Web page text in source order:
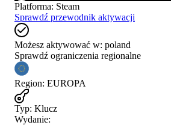
Platforma: Steam
Sprawdź przewodnik aktywacji
Możesz aktywować w: poland
Sprawdź ograniczenia regionalne
Region: EUROPA
Typ: Klucz
Wydanie: